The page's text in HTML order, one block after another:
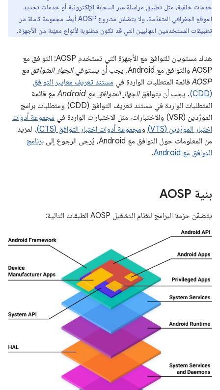
خدمات خلفية، مثل تطبيق مراسلة عبر السحابة الإلكترونية أو خدمات تحديد
الموقع الجغرافي المتقدّمة. ولا يتضمّن مشروع AOSP أيضًا مجموعة كاملة من
تطبيقات المستخدمين النهائيين التي قد تكون مطلوبة لأنواع معيّنة من الأجهزة.
هناك مستويان للتوافق مع الأجهزة التي تستخدم AOSP: التوافق مع
AOSP والتوافق مع Android. يجب أن يستوفي
الجهاز المتوافق مع
AOSPقائمة المتطلبات الواردة في مستند تعريف معايير التوافق
(CDD)
. يجب أن يتوافقالجهاز المتوافق مع Android
مع قائمة
المتطلبات الواردة في مستند تعريف التوافق (CDD) ومتطلبات برامج
المورّدين (VSR) والاختبارات، مثل الاختبارات الواردة في
مجموعة أدوات
اختبار المورّدين (VTS)
ومجموعة أدوات اختبار التوافق (CTS)
. لمزيد
من المعلومات حول التوافق مع Android، يُرجى الرجوع إلى
برنامج
التوافق مع Android
.
بنية AOSP
يتضمّن حزمة البرامج لنظام التشغيل AOSP الطبقات التالية: